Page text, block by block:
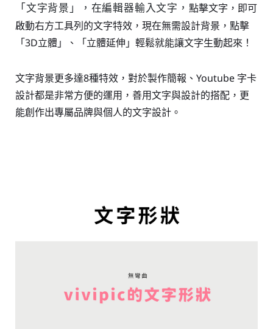
「文字背景」，在編輯器輸入文字， 點擊文字，即可
啟動右方工具列的文字特效，現在無需設計背景，點擊
「3D立體」、「立體延伸」輕鬆就能讓文字生動起來！
文字背景更多達8種特效，對於製作簡報、Youtube 字卡
設計都是非常方便的運用，善用文字與設計的搭配，更
能創作出專屬品牌與個人的文字設計。